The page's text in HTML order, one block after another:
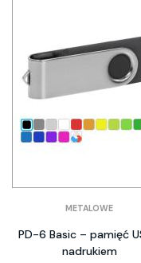
METALOWE
PD-6 Basic – pamięć
nadrukiem